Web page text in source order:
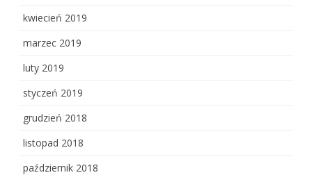
kwiecień 2019
marzec 2019
luty 2019
styczeń 2019
grudzień 2018
listopad 2018
październik 2018